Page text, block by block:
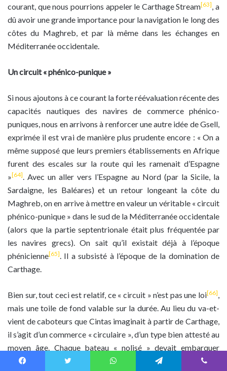
courant, que nous pourrions appeler le Carthage Stream[63], a
dû avoir une grande importance pour la navigation le long des
côtes du Maghreb, et par là même dans les échanges en
Méditerranée occidentale.
Un circuit « phénico-punique »
Si nous ajoutons à ce courant la forte réévaluation récente des
capacités nautiques des navires de commerce phénico-
puniques, nous en arrivons à renforcer une autre idée de Gsell,
exprimée il est vrai de manière plus prudente encore : « On a
même supposé que leurs premiers établissements en Afrique
furent des escales sur la route qui les ramenait d’Espagne
»[64]. Avec un aller vers l’Espagne au Nord (par la Sicile, la
Sardaigne, les Baléares) et un retour longeant la côte du
Maghreb, on en arrive à mettre en valeur un véritable « circuit
phénico-punique » dans le sud de la Méditerranée occidentale
(alors que la partie septentrionale était plus fréquentée par
les navires grecs). On sait qu’il existait déjà à l’époque
phénicienne[65]. Il a subsisté à l’époque de la domination de
Carthage.
Bien sur, tout ceci est relatif, ce « circuit » n’est pas une loi[66],
mais une toile de fond valable sur la durée. Au lieu du va-et-
vient de caboteurs que Cintas imaginait à partir de Carthage,
il s’agit d’un commerce « circulaire », d’un type bien attesté au
moyen âge. Chaque bateau « nolisé » devait embarquer
comme mise de départ une cargaison diversifiée. La partie